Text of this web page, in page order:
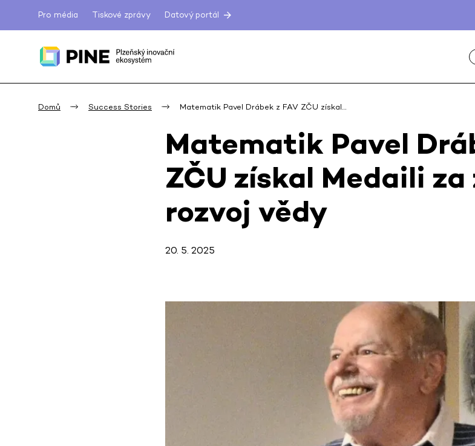
Pro média Tiskové zprávy Datový portál
Domů Success Stories Matematik Pavel Drábek z FAV ZČU získal…
Matematik Pavel
ZČU získal Medaili za
rozvoj vědy
20. 5. 2025